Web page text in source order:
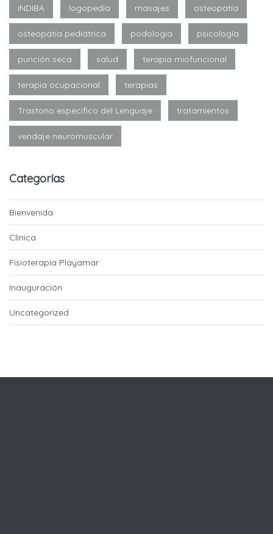
INDIBA logopedia masajes osteopatía
osteopatía pediátrica podologia psicología
punción seca salud terapia miofuncional
terapia ocupacional terapias
Trastono especifico del Lenguaje tratamientos
vendaje neuromuscular
Categorías
Bienvenida
Clínica
Fisioterapia Playamar
Inauguración
Uncategorized